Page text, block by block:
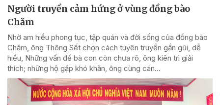
Người truyền cảm hứng ở vùng đồng bào
Chăm
Nhờ am hiểu phong tục, tập quán và đời sống của đồng bào
Chăm, ông Thông Sết chọn cách tuyên truyền gần gũi, dễ
hiểu, Những vấn đề bà con còn chưa rõ, ông kiên trì giải
thích; những hộ gặp khó khăn, ông cùng cán...